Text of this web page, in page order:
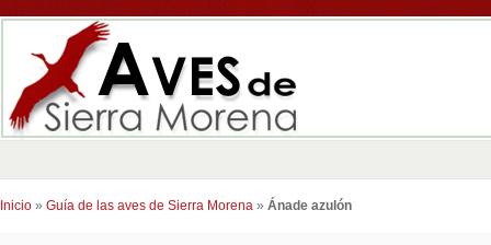
Inicio » Guía de las aves de Sierra Morena » Ánade azulón